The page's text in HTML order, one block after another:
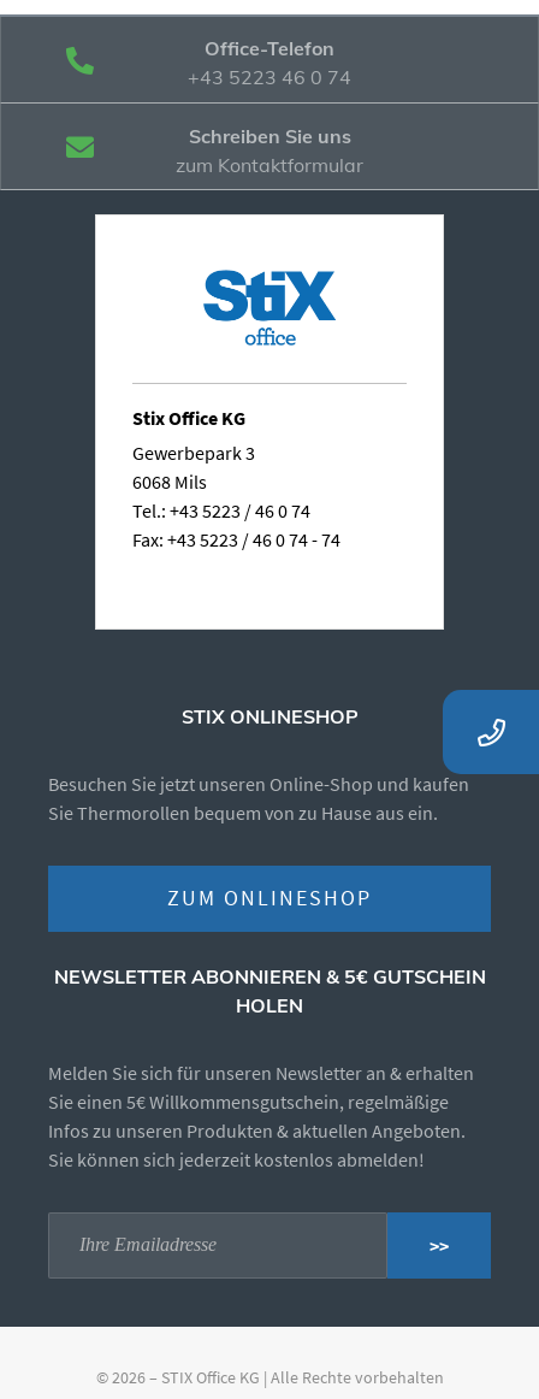
Office-Telefon
+43 5223 46 0 74
Schreiben Sie uns
zum Kontaktformular
Stix Office KG
Gewerbepark 3
6068 Mils
Tel.: +43 5223 / 46 0 74
Fax: +43 5223 / 46 0 74 - 74
STIX ONLINESHOP
Besuchen Sie jetzt unseren Online-Shop und kaufen
Sie Thermorollen bequem von zu Hause aus ein.
ZUM ONLINESHOP
NEWSLETTER ABONNIEREN & 5€ GUTSCHEIN
HOLEN
Melden Sie sich für unseren Newsletter an & erhalten
Sie einen 5€ Willkommensgutschein, regelmäßige
Infos zu unseren Produkten & aktuellen Angeboten.
Sie können sich jederzeit kostenlos abmelden!
>>
© 2026 – STIX Office KG | Alle Rechte vorbehalten